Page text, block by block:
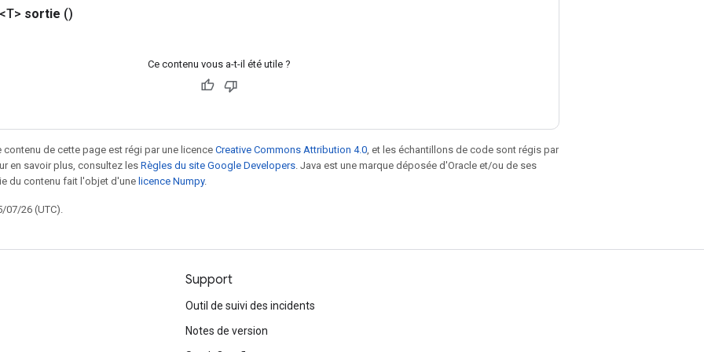
sortie ()
Ce contenu vous a-t-il été utile ?
de cette page est régi par une licence Creative Commons Attribution 4.0 , et les échantillons de code sont régis par
en savoir plus, consultez les Règles du site Google Developers . Java est une marque déposée d'Oracle et/ou de ses
du contenu fait l'objet d'une licence Numpy.
07/26 (UTC).
Support
Outil de suivi des incidents
Notes de version